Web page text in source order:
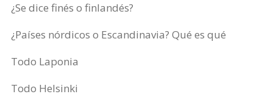
¿Se dice finés o finlandés?
¿Países nórdicos o Escandinavia? Qué es qué
Todo Laponia
Todo Helsinki